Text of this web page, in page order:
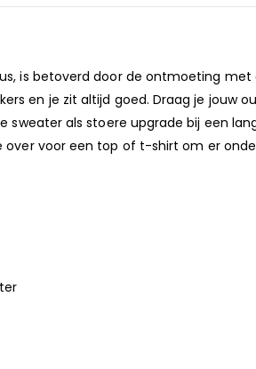
is betoverd door de ontmoeting
en je zit altijd goed. Draag je
als stoere upgrade bij een
voor een top of t-shirt om er